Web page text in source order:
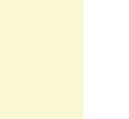
en la 26 avenida de
registrado en la 26
e...